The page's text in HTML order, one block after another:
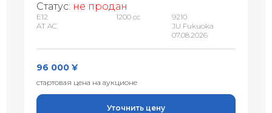
Статус: не продан
E12
AT AC
1200 сс
9210
JU Fukuoka
07.08.2026
96 000 ¥
стартовая цена на аукционе
Уточнить цену